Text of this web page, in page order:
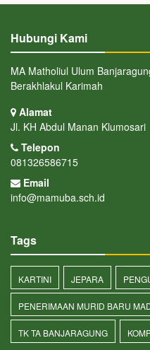
Hubungi Kami
MA Matholiul Ulum
Berakhlakul Karimah
Alamat
Jl. KH Abdul Manan Klumosari
Telepon
081326586715
Email
info@mamuba.sch.id
Tags
KARTINI JEPARA
PENERIMAAN MURID BARU
TK TA BANJARAGUNG